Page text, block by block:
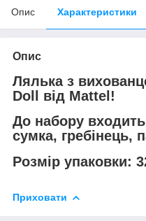
Опис Характеристики
Опис
Лялька з
Doll від Mattel!
До набору
сумка, гребінець,
Розмір упаковки:
Приховати